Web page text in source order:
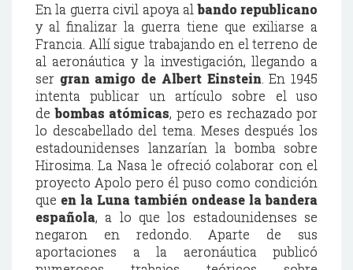
En la guerra civil apoya albando republicano
y al finalizar la guerra tiene que exiliarse a
Francia. Allí sigue trabajando en el terreno de
al aeronáutica y la investigación, llegando a
ser gran amigo de Albert Einstein. En 1945
intenta publicar un artículo sobre el uso
debombas atómicas, pero es rechazado por
lo descabellado del tema. Meses después los
estadounidenses lanzarían la bomba sobre
Hirosima. La Nasa le ofreció colaborar con el
proyecto Apolo pero él puso como condición
que en la Luna también ondease la bandera
española, a lo que los estadounidenses se
negaron en redondo. Aparte de sus
aportaciones a la aeronáutica publicó